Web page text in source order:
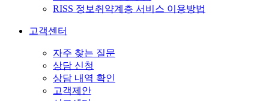
RISS 정보취약계층 서비스 이용방법
고객센터
자주 찾는 질문
상담 신청
상담 내역 확인
고객제안